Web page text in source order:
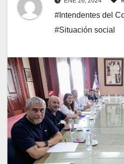
#Intendentes del
#Situación social